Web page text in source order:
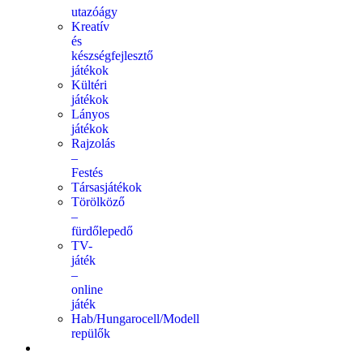
utazóágy
Kreatív
és
készségfejlesztő
játékok
Kültéri
játékok
Lányos
játékok
Rajzolás
–
Festés
Társasjátékok
Törölköző
–
fürdőlepedő
TV-
játék
–
online
játék
Hab/Hungarocell/Modell
repülők